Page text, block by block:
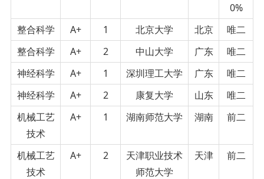
0%
整合科学
A+ 1 北京大学 北京
唯二
整合科学
A+ 2 中山大学 广东
唯二
神经科学
A+ 1 深圳理工大学 广东
唯二
神经科学
A+ 2 康复大学 山东
唯二
机械工艺
技术
A+ 1 湖南师范大学 湖南 前二
机械工艺
技术
A+ 2
天津职业技术
师范大学
天津 前二